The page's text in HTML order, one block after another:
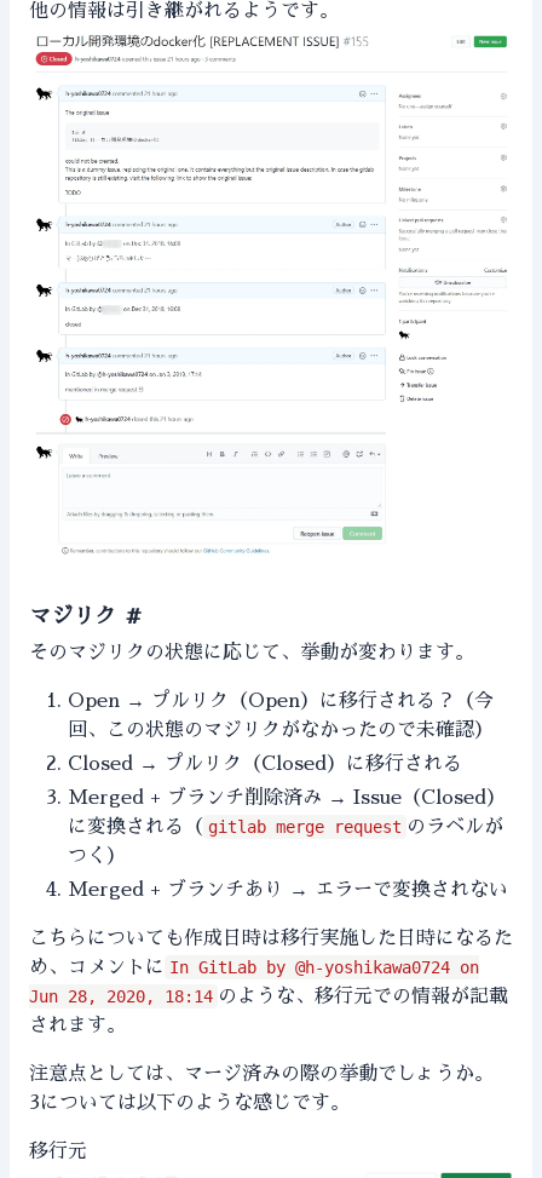
他の情報は引き継がれるようです。
マジリク #
そのマジリクの状態に応じて、挙動が変わります。
Open → プルリク（Open）に移行される？（今
回、この状態のマジリクがなかったので未確認）
Closed → プルリク（Closed）に移行される
Merged + ブランチ削除済み → Issue（Closed）
に変換される（ gitlab merge request のラベルが
つく）
Merged + ブランチあり → エラーで変換されない
こちらについても作成日時は移行実施した日時になるた
め、コメントに In GitLab by @h-yoshikawa0724 on
Jun 28, 2020, 18:14 のような、移行元での情報が記載
されます。
注意点としては、マージ済みの際の挙動でしょうか。
3については以下のような感じです。
移行元